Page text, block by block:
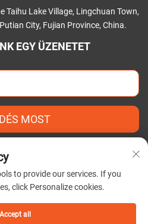
Taihu Lake Village, Lingchuan Town,
City, Fujian Province, China.
EGY ÜZENETET
MOST
C&Q Paper Co., Ltd. |
irányelvek
to provide our services. If you
click Personalize cookies.
Accept all